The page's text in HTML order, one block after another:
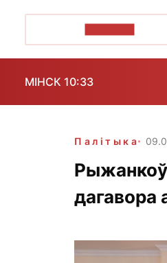
МІНСК 10:33
Палітыка
дагавора